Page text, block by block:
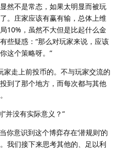
然不是常态，如果太明显而被玩
。庄家应该有赢有输，总体上维
10%，虽然不大但是比起什么金
些疑惑：“那么对玩家来说，应该
这个策略呀。”
家走上前投币的。不与玩家交流的
到了那个地方，而每次都与其他
”并没有实际意义？”
意识到这个博弈存在‘潜规则’的
我们接下来思考其他的、足以利